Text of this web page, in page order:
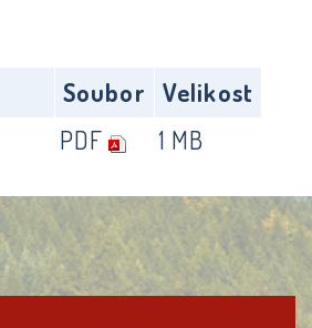
Soubor
Velikost
PDF 1 MB